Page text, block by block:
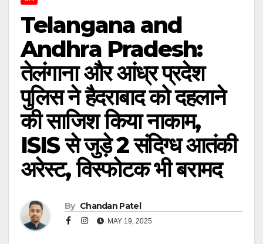
Telangana and
Andhra Pradesh:
तेलंगाना और आंध्र प्रदेश
पुलिस ने हैदराबाद को दहलाने
की साजिश किया नाकाम,
ISIS से जुड़े 2 संदिग्ध आतंकी
अरेस्ट, विस्फोटक भी बरामद
By Chandan Patel
MAY 19, 2025